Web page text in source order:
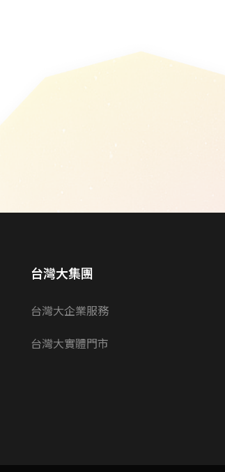
台灣大集團
台灣大企業服務
台灣大實體門市